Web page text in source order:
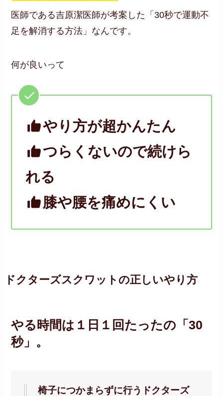
医師である吉原潔医師が考案した「30秒で運動不
足を解消する方法」なんです。
何が良いって
やり方が超かんたん
つらくないので続けら
れる
膝や腰を痛めにくい
ドクターズスクワットの正しいやり方
やる時間は１日１回たったの「30
秒」。
椅子につかまらずに行うドクターズ